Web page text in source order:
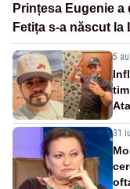
Prințesa Eugenie a
Fetița s-a născut la
5
31